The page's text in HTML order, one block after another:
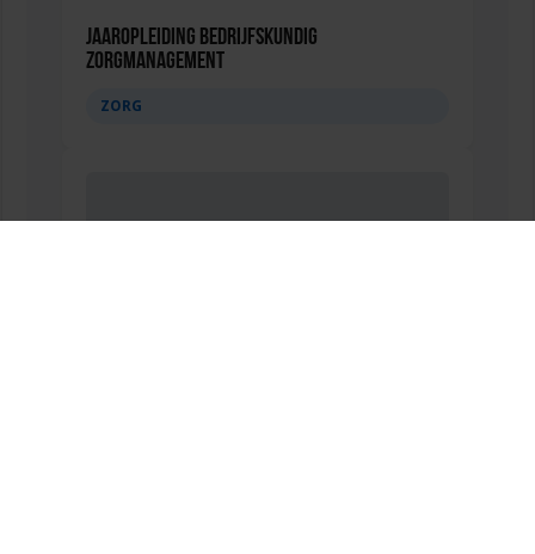
Jaaropleiding Bedrijfskundig
Zorgmanagement
ZORG